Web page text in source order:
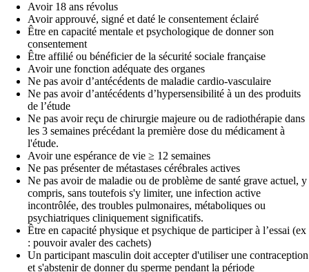
Avoir 18 ans révolus
Avoir approuvé, signé et daté le consentement éclairé
Être en capacité mentale et psychologique de donner son
consentement
Être affilié ou bénéficier de la sécurité sociale française
Avoir une fonction adéquate des organes
Ne pas avoir d’antécédents de maladie cardio-vasculaire
Ne pas avoir d’antécédents d’hypersensibilité à un des produits
de l’étude
Ne pas avoir reçu de chirurgie majeure ou de radiothérapie dans
les 3 semaines précédant la première dose du médicament à
l'étude.
Avoir une espérance de vie ≥ 12 semaines
Ne pas présenter de métastases cérébrales actives
Ne pas avoir de maladie ou de problème de santé grave actuel, y
compris, sans toutefois s'y limiter, une infection active
incontrôlée, des troubles pulmonaires, métaboliques ou
psychiatriques cliniquement significatifs.
Être en capacité physique et psychique de participer à l’essai (ex
: pouvoir avaler des cachets)
Un participant masculin doit accepter d'utiliser une contraception
et s'abstenir de donner du sperme pendant la période